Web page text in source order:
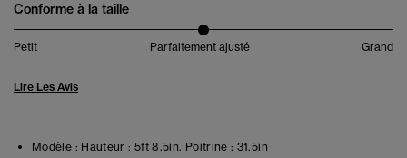
Conforme à la taille
Petit Parfaitement ajusté Grand
Lire Les Avis
Modèle : Hauteur : 5ft 8.5in. Poitrine : 31.5in